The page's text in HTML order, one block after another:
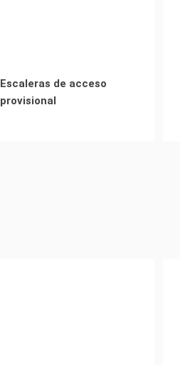
Escaleras de acceso
provisional